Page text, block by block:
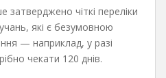
затверджено чіткі переліки
які є безумовною
— наприклад, у разі
чекати 120 днів.